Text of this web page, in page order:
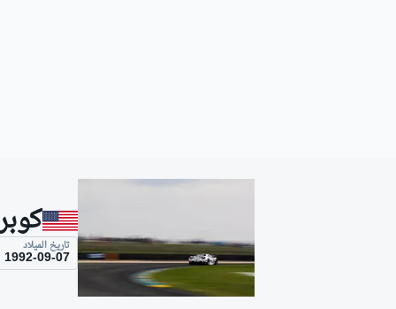
موتو جي بي تاريخ الميلاد
1992-09-07